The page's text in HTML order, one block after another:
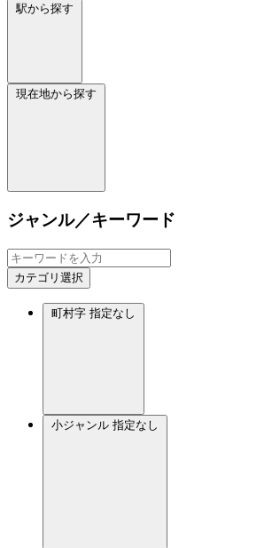
駅から探す
現在地から探す
ジャンル／キーワード
カテゴリ選択
町村字 指定なし
小ジャンル 指定なし